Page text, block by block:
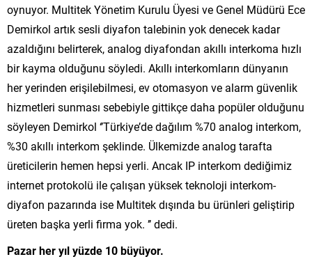
oynuyor. Multitek Yönetim Kurulu Üyesi ve Genel Müdürü Ece
Demirkol artık sesli diyafon talebinin yok denecek kadar
azaldığını belirterek, analog diyafondan akıllı interkoma hızlı
bir kayma olduğunu söyledi. Akıllı interkomların dünyanın
her yerinden erişilebilmesi, ev otomasyon ve alarm güvenlik
hizmetleri sunması sebebiyle gittikçe daha popüler olduğunu
söyleyen Demirkol ‘’Türkiye’de dağılım %70 analog interkom,
%30 akıllı interkom şeklinde. Ülkemizde analog tarafta
üreticilerin hemen hepsi yerli. Ancak IP interkom dediğimiz
internet protokolü ile çalışan yüksek teknoloji interkom-
diyafon pazarında ise Multitek dışında bu ürünleri geliştirip
üreten başka yerli firma yok. ’’ dedi.
Pazar her yıl yüzde 10 büyüyor.